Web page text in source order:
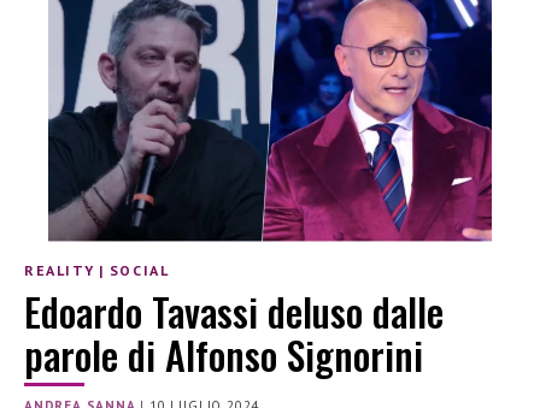
REALITY | SOCIAL
Edoardo Tavassi deluso dalle
parole di Alfonso Signorini